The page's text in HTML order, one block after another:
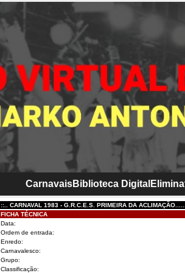
CarnavaisBiblioteca Digital
::.. CARNAVAL 1983 - G.R.C.E.S. PRIMEIRA DA
FICHA TÉCNICA
Data:
Ordem de entrada:
Enredo:
Carnavalesco:
Grupo:
Classificação: